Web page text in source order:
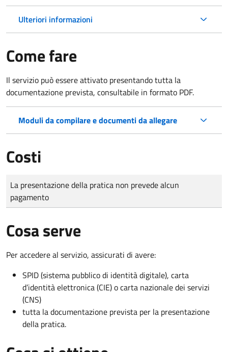
Ulteriori informazioni
Come fare
Il servizio può essere attivato presentando tutta la
documentazione prevista, consultabile in formato PDF.
Moduli da compilare e documenti da allegare
Costi
Tipo di pagamento
Importo
La presentazione della pratica non prevede alcun
pagamento
Cosa serve
Per accedere al servizio, assicurati di avere:
SPID (sistema pubblico di identità digitale), carta
d’identità elettronica (CIE) o carta nazionale dei servizi
(CNS)
tutta la documentazione prevista per la presentazione
della pratica.